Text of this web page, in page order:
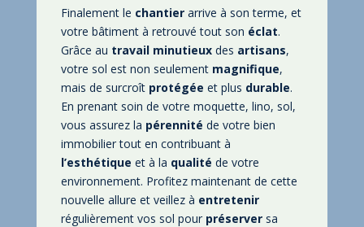
Finalement le chantierarrive à son terme, et
votre bâtiment à retrouvé tout son éclat.
Grâce au travail minutieuxdes artisans,
votre sol est non seulement magnifique,
mais de surcroît protégée et plus durable.
En prenant soin de votre moquette, lino, sol,
vous assurez la pérennité de votre bien
immobilier tout en contribuant à
l’esthétique et à la qualité de votre
environnement. Profitez maintenant de cette
nouvelle allure et veillez à entretenir
régulièrement vos sol pour préserversa